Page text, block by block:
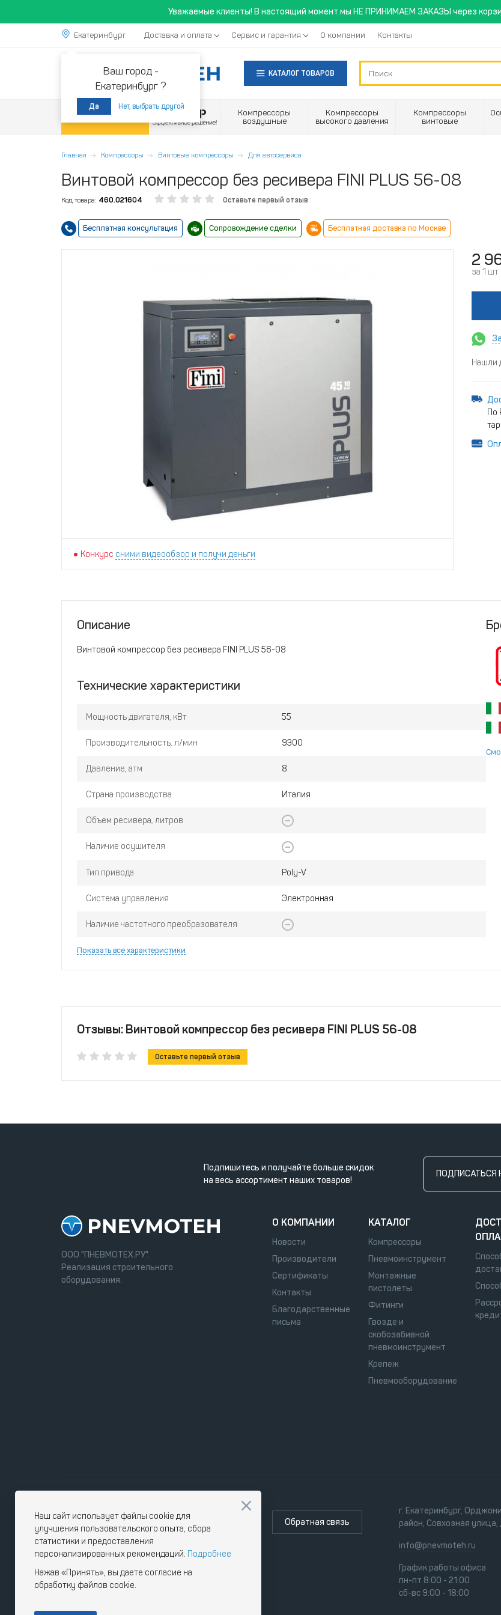
Уважаемые клиенты! В настоящий момент мы НЕ ПРИНИМАЕМ ЗАКАЗЫ через
Екатеринбург
Ваш город -
Екатеринбург ?
Да Нет, выбрать другой
Доставка и оплата Сервис и гарантия О компании Контакты
КАТАЛОГ ТОВАРОВ
Акции
Компрессоры
воздушные
Компрессоры
высокого давления
Компрессоры
винтовые
Главная Компрессоры Винтовые компрессоры Для автосервиса
Винтовой компрессор без ресивера FINI PLUS 56-08
Код товара: 460.021604 Оставьте первый отзыв
Бесплатная консультация Сопровождение сделки Бесплатная доставка по Москве
Конкурс сними видеообзор и получи деньги
2
за 1 шт.
Нашли
По
Описание
Винтовой компрессор без ресивера FINI PLUS 56-08
Технические характеристики
Мощность двигателя, кВт 55
Производительность, л/мин 9300
Давление, атм 8
Страна производства Италия
Объем ресивера, литров
Наличие осушителя
Тип привода Poly-V
Система управления Электронная
Наличие частотного преобразователя
Показать все характеристики
Отзывы: Винтовой компрессор без ресивера FINI PLUS 56-08
Оставьте первый отзыв
Подпишитесь и получайте больше скидок
на весь ассортимент наших товаров!
ПОДПИСАТЬСЯ
ООО "ПНЕВМОТЕХ.РУ".
Реализация строительного
оборудования.
О КОМПАНИИ
Новости
Производители
Сертификаты
Контакты
Благодарственные
письма
КАТАЛОГ
Компрессоры
Пневмоинструмент
Монтажные
пистолеты
Фитинги
Гвозде и
скобозабивной
пневмоинструмент
Крепеж
Пневмооборудование
Обратная связь
г. Екатеринбург,
район, Совхозная улица,
info@pnevmoteh.ru
График работы офиса
пн-пт 8:00 - 21:00
сб-вс 9:00 - 18:00
Наш сайт использует файлы cookie для
улучшения пользовательского опыта, сбора
статистики и предоставления
персонализированных рекомендаций. Подробнее
Нажав «Принять», вы даете согласие на
обработку файлов cookie.